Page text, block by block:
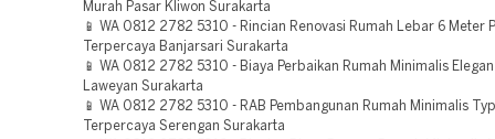
Murah Pasar Kliwon Surakarta
📱 WA 0812 2782 5310 - Rincian Renovasi Rumah Lebar 6 Meter
Terpercaya Banjarsari Surakarta
📱 WA 0812 2782 5310 - Biaya Perbaikan Rumah Minimalis
Laweyan Surakarta
📱 WA 0812 2782 5310 - RAB Pembangunan Rumah Minimalis
Terpercaya Serengan Surakarta